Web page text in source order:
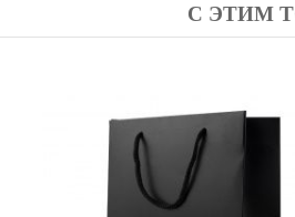
С ЭТИМ